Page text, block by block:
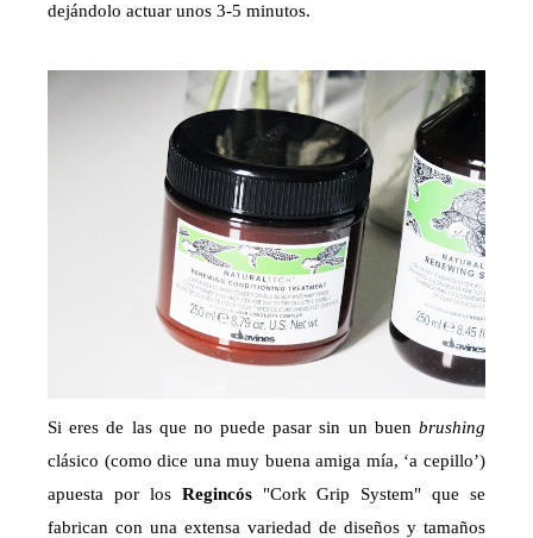
dejándolo actuar unos 3-5 minutos.
Si eres de las que no puede pasar sin un buen brushing
clásico (como dice una muy buena amiga mía, ‘a cepillo’)
apuesta por los Regincós"Cork Grip System" que se
fabrican con una extensa variedad de diseños y tamaños